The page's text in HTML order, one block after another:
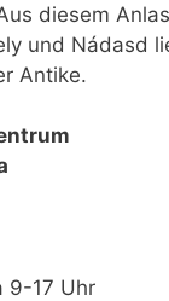
diesem
und Nádasd
Antike.
9-17 Uhr